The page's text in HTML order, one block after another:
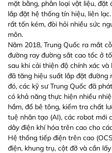
mặt bằng, phân loại vật liệu, đặt
lắp đặt hệ thống tín hiệu, liên
rất tốn kém, đòi hỏi nhiều sức
môn.
Năm 2018, Trung Quốc ra mắt
đường ray đường sắt cao tốc ở
sau khi cải thiện độ chính xác
đã tăng hiệu suất lắp đặt đường
đó, các kỹ sư Trung Quốc đã
có khả năng thực hiện nhiều
hầm, đổ bê tông, kiểm tra chất
tuệ nhân tạo (AI), các robot mới
dây điện khí hóa trên cao cho
Hệ thống tiếp điện trên cao
điện, khung trụ, cột đỡ và cần